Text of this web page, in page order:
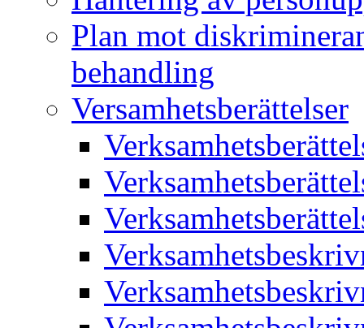
Plan mot
behandling
Versamhetsberättelser